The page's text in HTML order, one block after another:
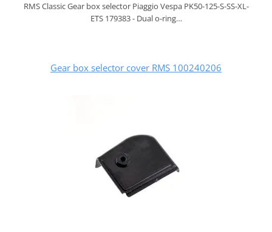
RMS Classic Gear box selector Piaggio Vespa PK50-125-S-SS-XL-
ETS 179383 - Dual o-ring…
Gear box selector cover RMS 100240206